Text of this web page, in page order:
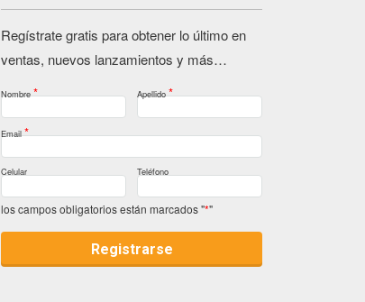
Regístrate gratis para obtener lo último en
ventas, nuevos lanzamientos y más…
Nombre* Apellido*
Email*
Celular Teléfono
los campos obligatorios están marcados "*"